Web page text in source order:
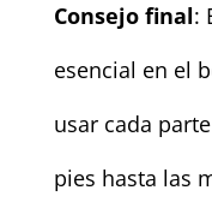
Consejo final:
esencial en el
usar cada
pies hasta las